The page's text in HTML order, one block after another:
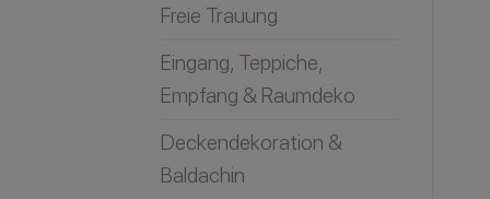
Freie Trauung
Eingang, Teppiche,
Empfang & Raumdeko
Deckendekoration &
Baldachin